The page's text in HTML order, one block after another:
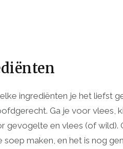
ingrediënten je het liefst
Ga je voor vlees,
gevogelte en vlees (of wild).
maken, en het is nog